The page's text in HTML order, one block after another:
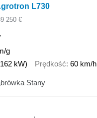
L730
250 €
g
kW) Prędkość 60 km/h
Stany